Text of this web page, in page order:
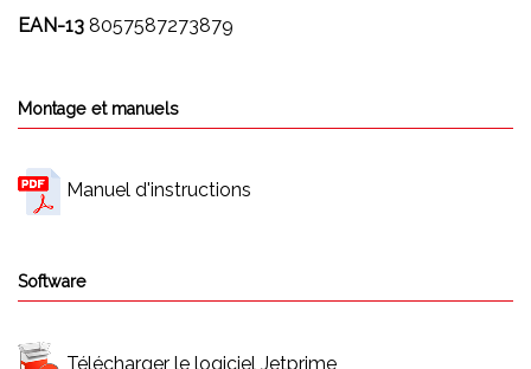
EAN-13 8057587273879
Montage et manuels
Manuel d'instructions
Software
Télécharger le logiciel Jetprime